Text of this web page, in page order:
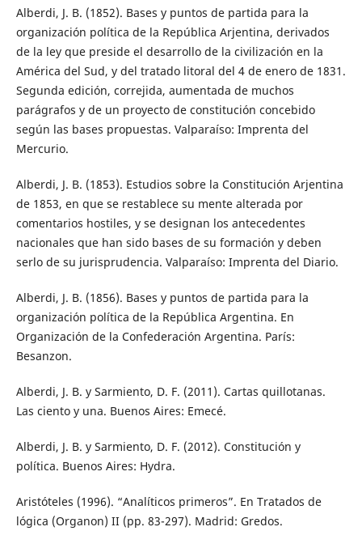
Alberdi, J. B. (1852). Bases y puntos de partida para la
organización política de la República Arjentina, derivados
de la ley que preside el desarrollo de la civilización en la
América del Sud, y del tratado litoral del 4 de enero de 1831.
Segunda edición, correjida, aumentada de muchos
parágrafos y de un proyecto de constitución concebido
según las bases propuestas. Valparaíso: Imprenta del
Mercurio.
Alberdi, J. B. (1853). Estudios sobre la Constitución Arjentina
de 1853, en que se restablece su mente alterada por
comentarios hostiles, y se designan los antecedentes
nacionales que han sido bases de su formación y deben
serlo de su jurisprudencia. Valparaíso: Imprenta del Diario.
Alberdi, J. B. (1856). Bases y puntos de partida para la
organización política de la República Argentina. En
Organización de la Confederación Argentina. París:
Besanzon.
Alberdi, J. B. y Sarmiento, D. F. (2011). Cartas quillotanas.
Las ciento y una. Buenos Aires: Emecé.
Alberdi, J. B. y Sarmiento, D. F. (2012). Constitución y
política. Buenos Aires: Hydra.
Aristóteles (1996). “Analíticos primeros”. En Tratados de
lógica (Organon) II (pp. 83-297). Madrid: Gredos.